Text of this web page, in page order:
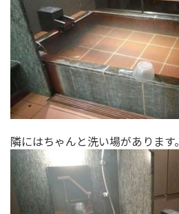
隣にはちゃんと洗い場があります。